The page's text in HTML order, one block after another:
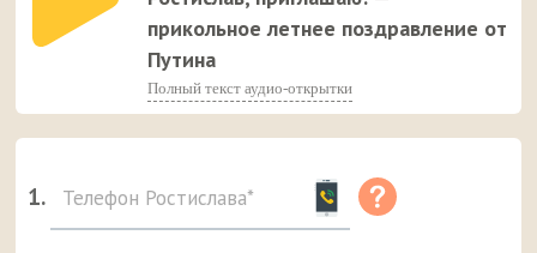
прикольное летнее поздравление от
Путина
Полный текст аудио-открытки
1.